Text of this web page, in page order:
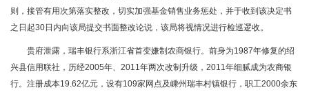
则，接管有用次第落实整改，切实加强基金销售业务惩处，并于收到该决定书
之日起30日内向该局提交书面整改论说，该局将视情况进行检巡逻收。
贵府泄露，瑞丰银行系浙江省首变嫌制农商银行。前身为1987年修复的绍
兴县信用联社，历经2005年、2011年两次改制升级，2011年细腻成为农商银
行。注册成本19.62亿元，设有109家网点及嵊州瑞丰村镇银行，职工2000余东